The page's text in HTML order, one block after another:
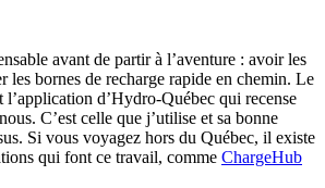
avant de partir à l’aventure : avoir les
les bornes de recharge rapide en chemin. Le
l’application d’Hydro-Québec qui recense
C’est celle que j’utilise et sa bonne
Si vous voyagez hors du Québec, il existe
qui font ce travail, comme ChargeHub